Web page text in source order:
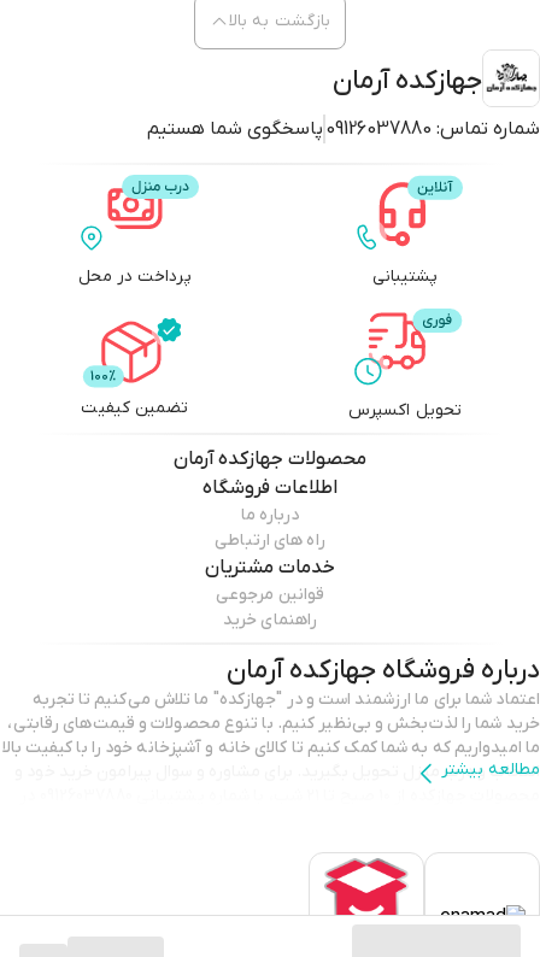
جهازکده آرمان
شماره تماس: 09126037880 پاسخگوی شما هستیم
بازگشت به بالا
پشتیبانی پرداخت در محل
تحویل اکسپرس تضمین کیفیت
محصولات جهازکده آرمان
اطلاعات فروشگاه
درباره ما
راه های ارتباطی
خدمات مشتریان
قوانین مرجوعی
راهنمای خرید
درباره فروشگاه جهازکده آرمان
اعتماد شما برای ما ارزشمند است و در "جهازکده" ما تلاش می‌کنیم تا تجربه
خرید شما را لذت‌بخش و بی‌نظیر کنیم. با تنوع محصولات و قیمت‌های رقابتی،
ما امیدواریم که به شما کمک کنیم تا کالای خانه و آشپزخانه خود را با کیفیت بالا
مطالعه بیشتر